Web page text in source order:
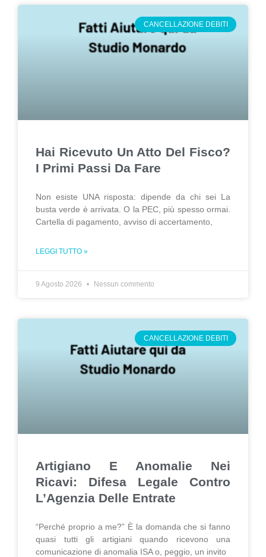
CANCELLAZIONE DEBITI
Hai Ricevuto Un Atto Del Fisco?
I Primi Passi Da Fare
Non esiste UNA risposta: dipende da chi sei La
busta verde è arrivata. O la PEC, più spesso ormai.
Cartella di pagamento, avviso di accertamento,
LEGGI TUTTO »
9 Agosto 2026 Nessun commento
CANCELLAZIONE DEBITI
Artigiano E Anomalie Nei
Ricavi: Difesa Legale Contro
L’Agenzia Delle Entrate
“Perché proprio a me?” È la domanda che si fanno
quasi tutti gli artigiani quando ricevono una
comunicazione di anomalia ISA o, peggio, un invito